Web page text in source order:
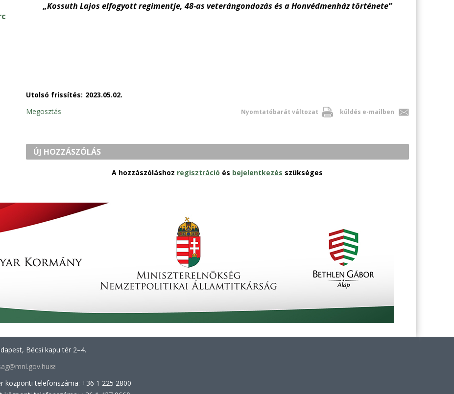
„Kossuth Lajos elfogyott regimentje, 48-as veterángondozás és a Honvédmenház története”
Utolsó frissítés: 2023.05.02.
Nyomtatóbarát változat küldés e-mailben
Megosztás
ÚJ HOZZÁSZÓLÁS
A hozzászóláshoz regisztráció és bejelentkezés szükséges
Bécsi kapu tér 2–4.
(link
sends
központi telefonszáma: +36 1 225 2800